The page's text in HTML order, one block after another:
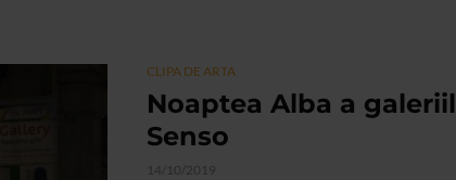
CLIPA DE ARTA
Noaptea Alba a
Senso
14/10/2019